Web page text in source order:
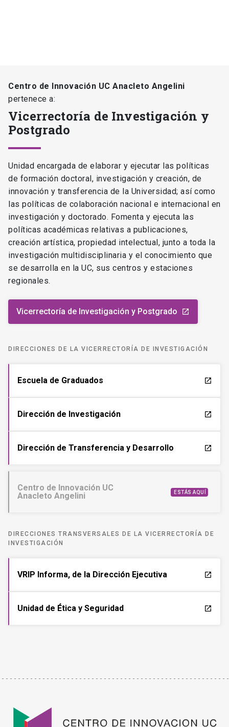
Centro de Innovación UC Anacleto Angelini
pertenece a:
Vicerrectoría de Investigación y
Postgrado
Unidad encargada de elaborar y ejecutar las políticas
de formación doctoral, investigación y creación, de
innovación y transferencia de la Universidad; así como
las políticas de colaboración nacional e internacional en
investigación y doctorado. Fomenta y ejecuta las
políticas académicas relativas a publicaciones,
creación artística, propiedad intelectual, junto a toda la
investigación multidisciplinaria y el conocimiento que
se desarrolla en la UC, sus centros y estaciones
regionales.
Vicerrectoría de Investigación y Postgrado launch
DIRECCIONES DE LA VICERRECTORÍA DE INVESTIGACIÓN
Escuela de Graduados launch
Dirección de Investigación launch
Dirección de Transferencia y Desarrollo launch
Centro de Innovación UC
Anacleto Angelini
ESTÁS AQUÍ
DIRECCIONES TRANSVERSALES DE LA VICERRECTORÍA DE
INVESTIGACIÓN
VRIP Informa, de la Dirección Ejecutiva launch
Unidad de Ética y Seguridad launch